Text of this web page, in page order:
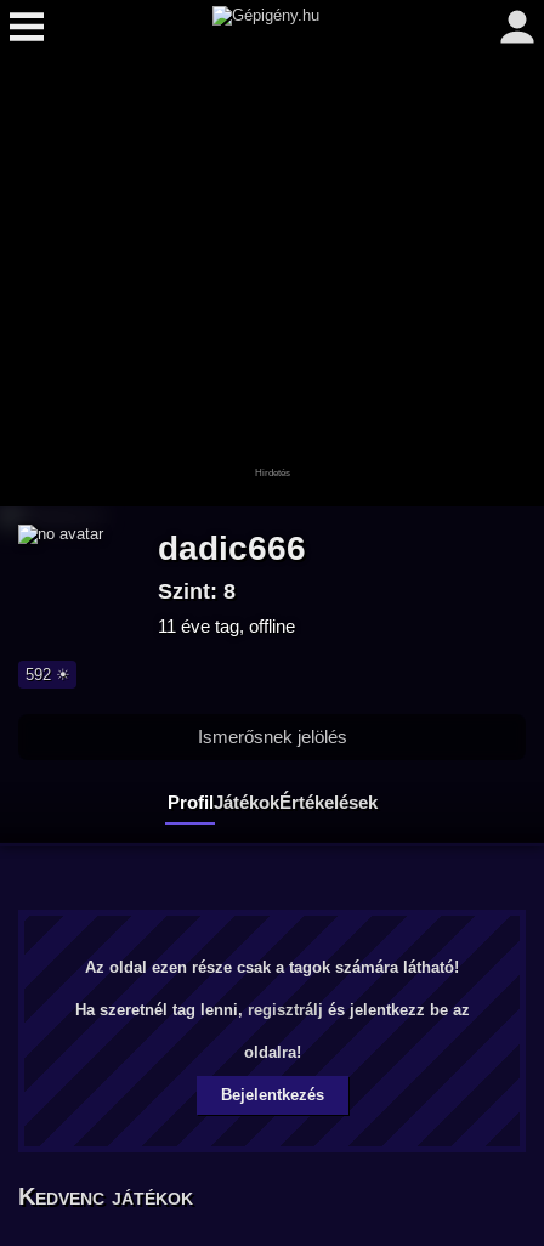
dadic666
Szint: 8
11 éve tag, offline
592 ☀
ProfilJátékokÉrtékelések
Ismerősnek jelölés
Az oldal ezen része csak a tagok számára látható!
Ha szeretnél tag lenni, regisztrálj és jelentkezz be az
oldalra!
Bejelentkezés
Kedvenc játékok